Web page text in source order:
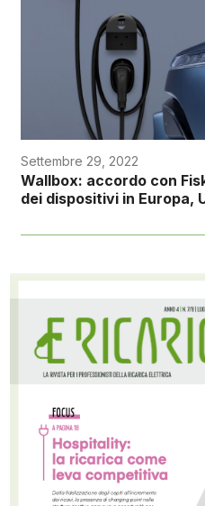
Settembre 29, 2022
Wallbox: accordo con
dei dispositivi in Europa,